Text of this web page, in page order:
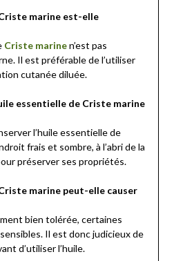
marine est-elle
Criste marinen’est pas
Il est préférable de l’utiliser
cutanée diluée.
essentielle de Criste marine
l’huile essentielle de
frais et sombre, à l’abri de la
préserver ses propriétés.
marine peut-elle causer
bien tolérée, certaines
Il est donc judicieux de
d’utiliser l’huile.